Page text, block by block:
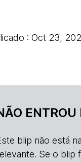
: Oct 23,
blip não está
Se o blip